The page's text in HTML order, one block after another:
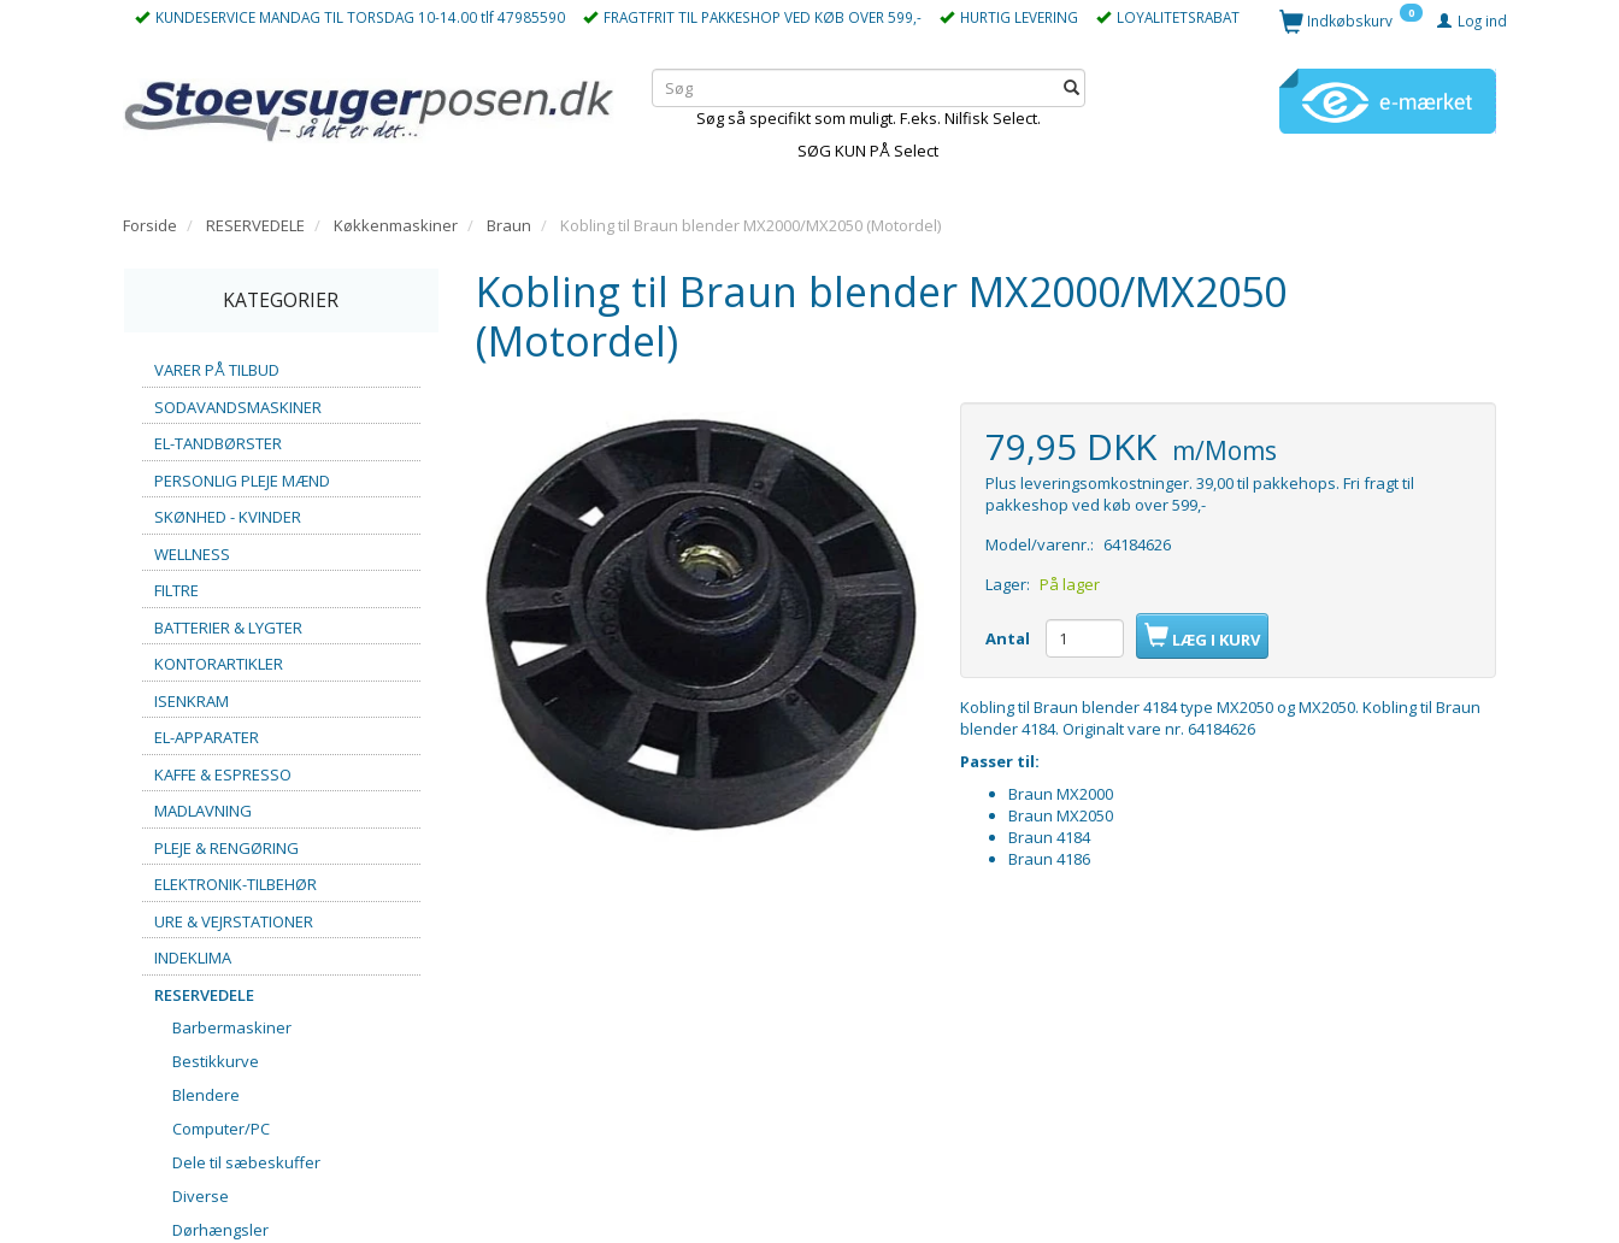
KUNDESERVICE MANDAG TIL TORSDAG 10-14.00 tlf 47985590 FRAGTFRIT TIL PAKKESHOP VED KØB OVER 599,- HURTIG LEVERING LOYALITETSRABAT Log ind
Indkøbskurv 0
Søg så specifikt som muligt. F.eks. Nilfisk Select.
SØG KUN PÅ Select
Forside RESERVEDELE Køkkenmaskiner Braun Kobling til Braun blender MX2000/MX2050 (Motordel)
KATEGORIER
VARER PÅ TILBUD
SODAVANDSMASKINER
EL-TANDBØRSTER
PERSONLIG PLEJE MÆND
SKØNHED - KVINDER
WELLNESS
FILTRE
BATTERIER & LYGTER
KONTORARTIKLER
ISENKRAM
EL-APPARATER
KAFFE & ESPRESSO
MADLAVNING
PLEJE & RENGØRING
ELEKTRONIK-TILBEHØR
URE & VEJRSTATIONER
INDEKLIMA
RESERVEDELE
Barbermaskiner
Bestikkurve
Blendere
Computer/PC
Dele til sæbeskuffer
Diverse
Dørhængsler
Kobling til Braun blender MX2000/MX2050
(Motordel)
79,95 DKK m/Moms
Plus leveringsomkostninger. 39,00 til pakkehops. Fri fragt til
pakkeshop ved køb over 599,-
Model/varenr.: 64184626
Lager: På lager
Antal LÆG I KURV
Kobling til Braun blender 4184 type MX2050 og MX2050. Kobling til Braun
blender 4184. Originalt vare nr. 64184626
Passer til:
Braun MX2000
Braun MX2050
Braun 4184
Braun 4186